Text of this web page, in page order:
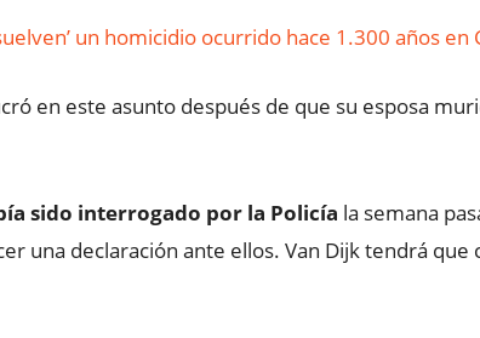
un homicidio ocurrido hace 1.300 años en
en este asunto después de que su esposa
sido interrogado por la Policía la semana
una declaración ante ellos. Van Dijk tendrá